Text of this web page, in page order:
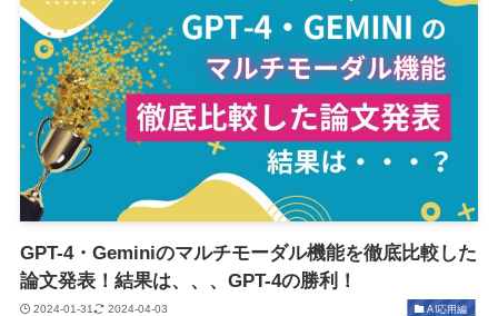
GPT-4・Geminiのマルチモーダル機能を徹底比較した
論文発表！結果は、、、GPT-4の勝利！
2024-01-31 2024-04-03 AI応用編